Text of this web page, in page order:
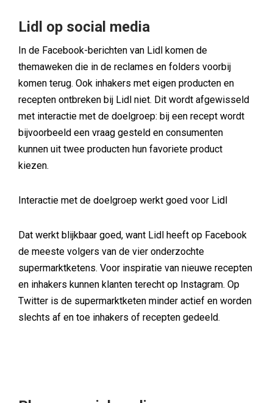
Lidl op social media
In de Facebook-berichten van Lidl komen de
themaweken die in de reclames en folders voorbij
komen terug. Ook inhakers met eigen producten en
recepten ontbreken bij Lidl niet. Dit wordt afgewisseld
met interactie met de doelgroep: bij een recept wordt
bijvoorbeeld een vraag gesteld en consumenten
kunnen uit twee producten hun favoriete product
kiezen.
Interactie met de doelgroep werkt goed voor Lidl
Dat werkt blijkbaar goed, want Lidl heeft op Facebook
de meeste volgers van de vier onderzochte
supermarktketens. Voor inspiratie van nieuwe recepten
en inhakers kunnen klanten terecht op Instagram. Op
Twitter is de supermarktketen minder actief en worden
slechts af en toe inhakers of recepten gedeeld.